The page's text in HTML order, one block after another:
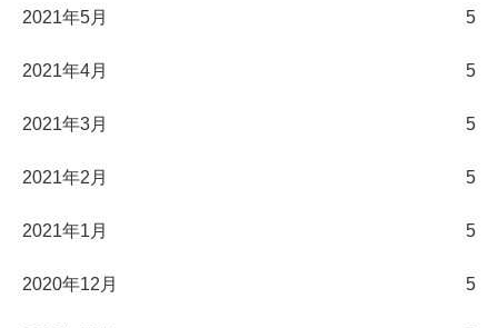
2021年5月 5
2021年4月 5
2021年3月 5
2021年2月 5
2021年1月 5
2020年12月 5